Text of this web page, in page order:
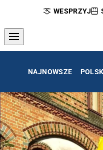
WESPRZYJ
NAJNOWSZE